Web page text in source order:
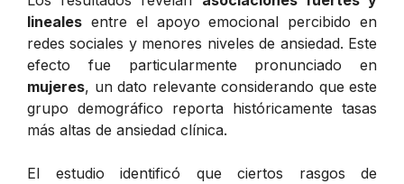
lineales entre el apoyo emocional percibido en
redes sociales y menores niveles de ansiedad. Este
efecto fue particularmente pronunciado en
mujeres, un dato relevante considerando que este
grupo demográfico reporta históricamente tasas
más altas de ansiedad clínica.
El estudio identificó que ciertos rasgos de